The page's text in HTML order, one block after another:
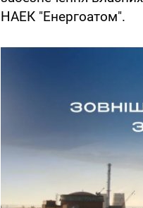
НАЕК "Енергоатом".